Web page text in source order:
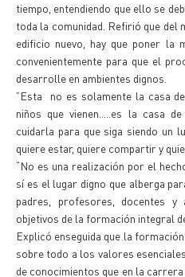
tiempo, entendiendo que ello se
toda la comunidad. Refirió que del
edificio nuevo, hay que poner la
convenientemente para que el
desarrolle en ambientes dignos.
”Esta no es solamente la casa
niños que vienen.....es la casa
cuidarla para que siga siendo un
quiere estar, quiere compartir y
“No es una realización por el
sí es el lugar digno que alberga
padres, profesores, docentes
objetivos de la formación integral
Explicó enseguida que la
sobre todo a los valores
de conocimientos que en la